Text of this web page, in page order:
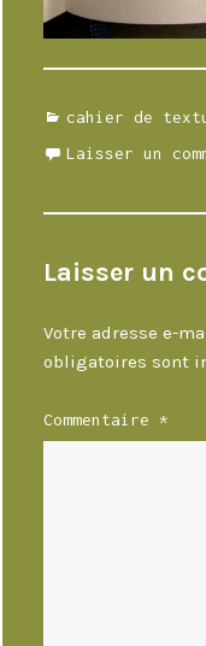
Catégories
cahier de
Laisser un
Laisser un
Votre adresse e-
obligatoires sont
Commentaire*